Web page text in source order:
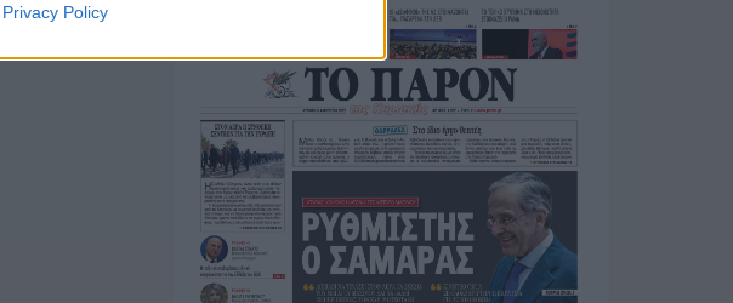
Privacy Policy